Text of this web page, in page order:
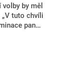
by měl
tuto chvíli
pana
pro
o